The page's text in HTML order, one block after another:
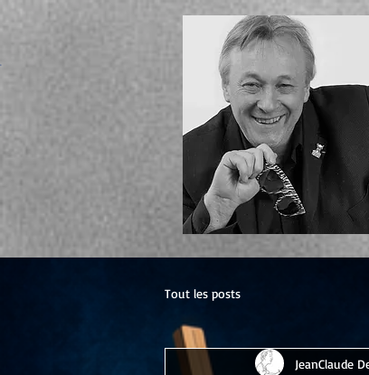
Tout les posts
JeanClaude